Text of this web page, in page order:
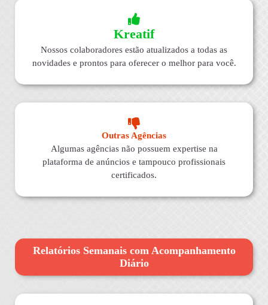
Kreatif
Nossos colaboradores estão atualizados a todas as
novidades e prontos para oferecer o melhor para você.
Outras Agências
Algumas agências não possuem expertise na
plataforma de anúncios e tampouco profissionais
certificados.
Relatórios Semanais com Acompanhamento
Diário